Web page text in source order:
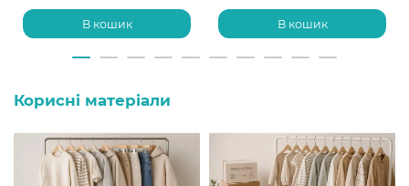
В кошик В кошик
Корисні матеріали